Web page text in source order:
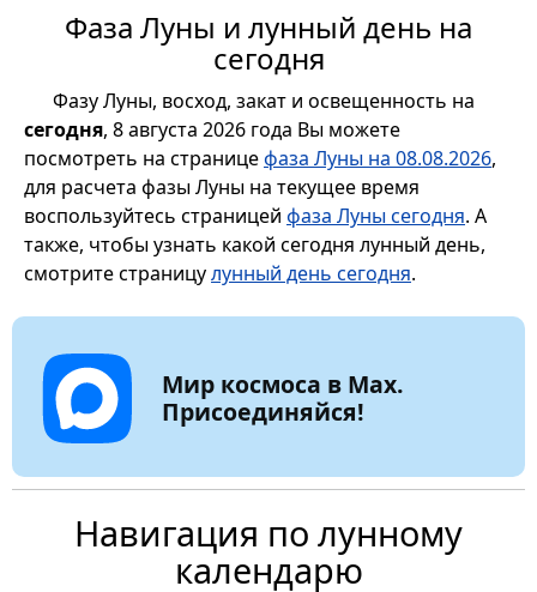
Фаза Луны и лунный день на
сегодня
Фазу Луны, восход, закат и освещенность на
сегодня, 8 августа 2026 года Вы можете
посмотреть на страницефаза Луны на 08.08.2026,
для расчета фазы Луны на текущее время
воспользуйтесь страницей фаза Луны сегодня. А
также, чтобы узнать какой сегодня лунный день,
смотрите страницулунный день сегодня.
Мир космоса в Max.
Присоединяйся!
Навигация по лунному
календарю